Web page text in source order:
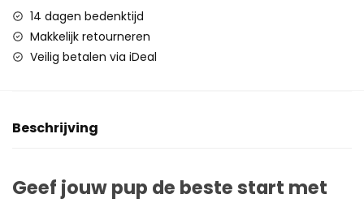
14 dagen bedenktijd
Makkelijk retourneren
Veilig betalen via iDeal
Beschrijving
Geef jouw pup de beste start met